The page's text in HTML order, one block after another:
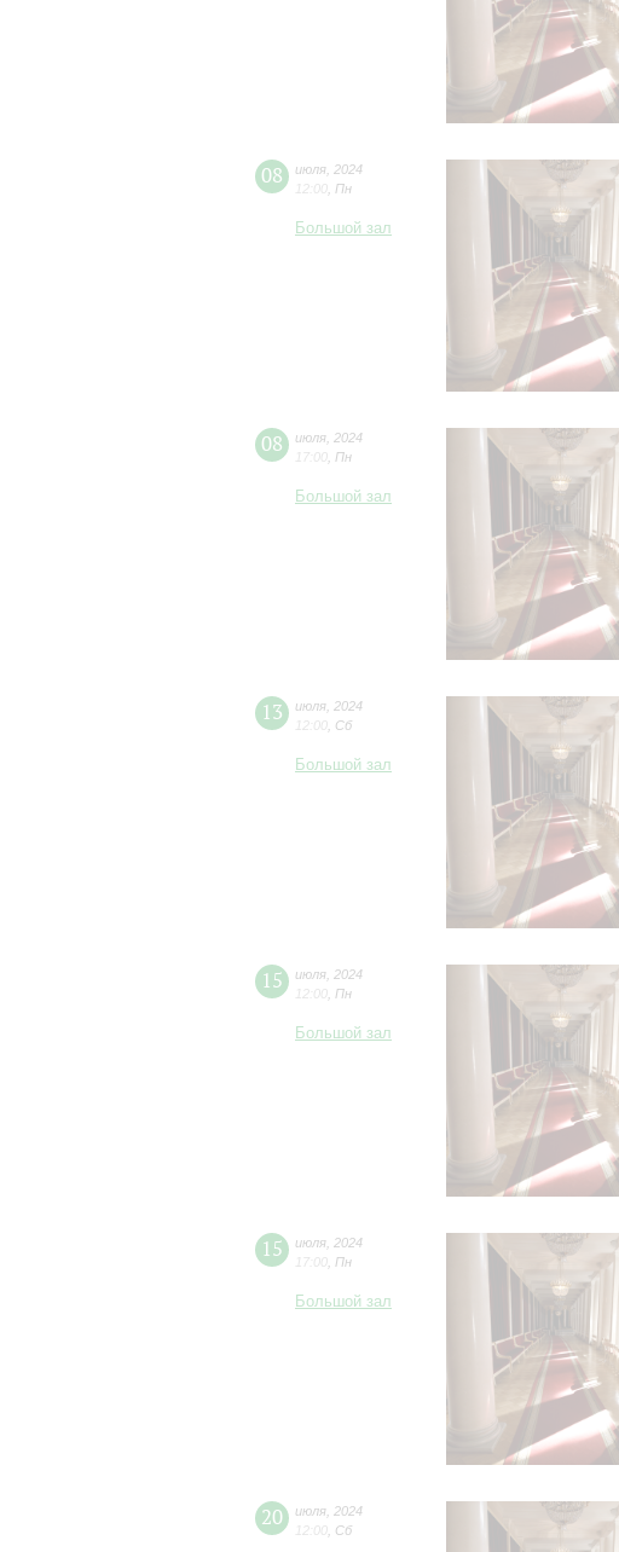
08 июля 2024
12:00 Пн
Большой зал
08 июля 2024
17:00 Пн
Большой зал
13 июля 2024
12:00 Сб
Большой зал
15 июля 2024
12:00 Пн
Большой зал
15 июля 2024
17:00 Пн
Большой зал
20 июля 2024
12:00 Сб